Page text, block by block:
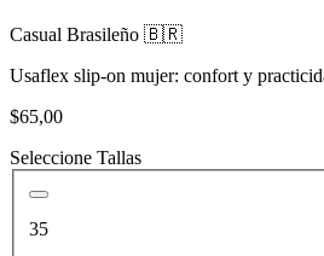
Casual Brasileño 🇧🇷
Usaflex slip-on mujer: confort y
$65,00
Seleccione Tallas
35